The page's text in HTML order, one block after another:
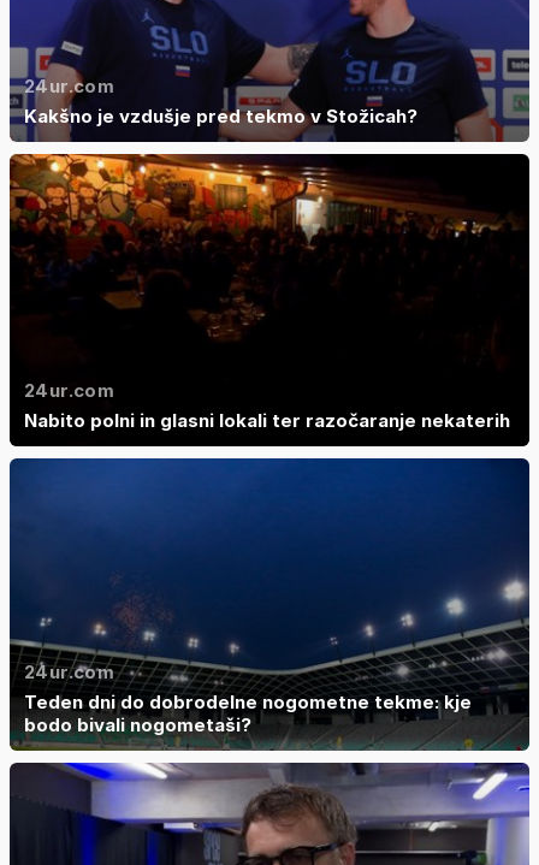
24ur.com
Kakšno je vzdušje pred tekmo v Stožicah?
24ur.com
Nabito polni in glasni lokali ter razočaranje nekaterih
24ur.com
Teden dni do dobrodelne nogometne tekme: kje
bodo bivali nogometaši?